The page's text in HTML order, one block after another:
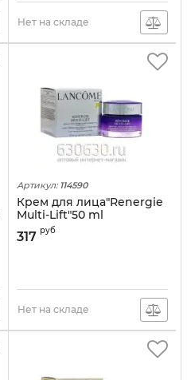
Нет на складе
Артикул: 114590
Крем для лица"Renergie
Multi-Lift"50 ml
317 руб
Нет на складе